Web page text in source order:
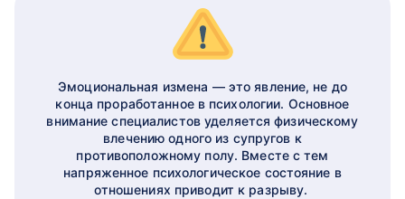
Эмоциональная измена — это явление, не до
конца проработанное в психологии. Основное
внимание специалистов уделяется физическому
влечению одного из супругов к
противоположному полу. Вместе с тем
напряженное психологическое состояние в
отношениях приводит к разрыву.